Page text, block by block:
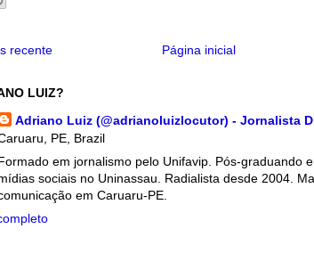
recente Página inicial
LUIZ?
Adriano Luiz (@adrianoluizlocutor) - Jornalista
PE, Brazil
em jornalismo pelo Unifavip. Pós-graduando
sociais no Uninassau. Radialista desde 2004.
em Caruaru-PE.